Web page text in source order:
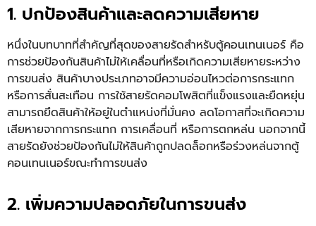
1. ปกป้องสินค้าและลดความเสียหาย
หนึ่งในบทบาทที่สำคัญที่สุดของสายรัดสำหรับตู้คอนเทนเนอร์ คือ
การช่วยป้องกันสินค้าไม่ให้เคลื่อนที่หรือเกิดความเสียหายระหว่าง
การขนส่ง สินค้าบางประเภทอาจมีความอ่อนไหวต่อการกระแทก
หรือการสั่นสะเทือน การใช้สายรัดคอมโพสิตที่แข็งแรงและยืดหยุ่น
สามารถยึดสินค้าให้อยู่ในตำแหน่งที่มั่นคง ลดโอกาสที่จะเกิดความ
เสียหายจากการกระแทก การเคลื่อนที่ หรือการตกหล่น นอกจากนี้
สายรัดยังช่วยป้องกันไม่ให้สินค้าถูกปลดล็อกหรือร่วงหล่นจากตู้
คอนเทนเนอร์ขณะทำการขนส่ง
2. เพิ่มความปลอดภัยในการขนส่ง